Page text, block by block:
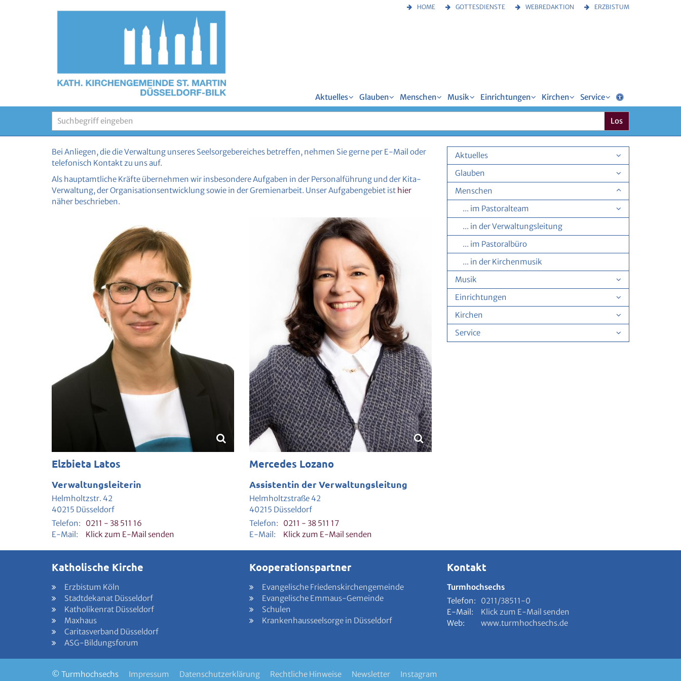
HOME GOTTESDIENSTE WEBREDAKTION ERZBISTUM
Aktuelles Glauben Menschen Musik Einrichtungen Kirchen
Service
Suche
Los
Bei Anliegen, die die Verwaltung unseres Seelsorgebereiches betreffen, nehmen Sie gerne per E-Mail oder
telefonisch Kontakt zu uns auf.
Als hauptamtliche Kräfte übernehmen wir insbesondere Aufgaben in der Personalführung und der Kita-
Verwaltung, der Organisationsentwicklung sowie in der Gremienarbeit. Unser Aufgabengebiet ist hier
näher beschrieben.
Elzbieta Latos
Verwaltungsleiterin
Helmholtzstr. 42
40215 Düsseldorf
Telefon:
0211 - 38 511 16
E-Mail:
Klick zum E-Mail senden
Mercedes Lozano
Assistentin der Verwaltungsleitung
Helmholtzstraße 42
40215 Düsseldorf
Telefon:
0211 - 38 511 17
E-Mail:
Klick zum E-Mail senden
Aktuelles
Glauben
Menschen
... im Pastoralteam
... in der Verwaltungsleitung
... im Pastoralbüro
... in der Kirchenmusik
Musik
Einrichtungen
Kirchen
Service
Katholische Kirche
Erzbistum Köln
Stadtdekanat Düsseldorf
Katholikenrat Düsseldorf
Maxhaus
Caritasverband Düsseldorf
ASG-Bildungsforum
Kooperationspartner
Evangelische Friedenskirchengemeinde
Evangelische Emmaus-Gemeinde
Schulen
Krankenhausseelsorge in Düsseldorf
Kontakt
Turmhochsechs
Telefon:
0211/38511-0
E-Mail:
Klick zum E-Mail senden
Web:
www.turmhochsechs.de
© Turmhochsechs Impressum Datenschutzerklärung Rechtliche Hinweise Newsletter Instagram